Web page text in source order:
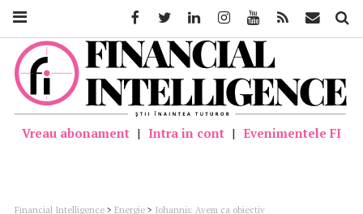
Vreau abonament | Intra in cont | Evenimentele FI
Financial Intelligence > Energie > Iohannis: Avem ca obiectiv
FacebookTwitter LinkedinInstagramYoutube Feed Mail